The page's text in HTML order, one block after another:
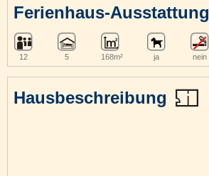
Hausbeschreibung
Ferienhaus-Ausstattung
12 5 168m² ja nein